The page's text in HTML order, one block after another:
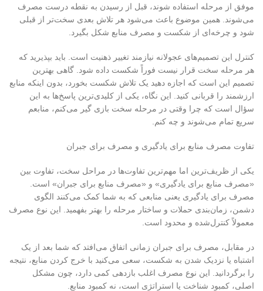
موفق از مرحله استفاده شوند، قبل از رسیدن به نقطه درست مصرف
می‌شوند. همین موضوع باعث می‌شود هر تلاش بعدی سخت‌تر از قبلی
شود و چرخه‌ای از شکست و مصرف منابع شکل بگیرد
کنترل این تصمیم‌های عجولانه نیازمند تغییر ذهنیت است. باید بپذیرید که
هر مرحله سخت قرار نیست فوراً شکست داده شود. گاهی بهترین
تصمیم این است که اجازه دهید یک تلاش شکست بخورد، بدون اینکه منابع
ارزشمند را قربانی کنید. این نگاه، یکی از کلیدی‌ترین پاسخ‌ها به این
سؤال است که چرا وقتی در مرحله سخت بازی گیر می‌کنم، منابعم
سریع تمام می‌شوند و چه کنم
تفاوت مصرف منابع برای یادگیری و مصرف برای جبران
یکی از ظریف‌ترین اما مهم‌ترین تفاوت‌ها در مراحل سخت، تفاوت بین
«مصرف منابع برای یادگیری» و «مصرف منابع برای جبران» است.
مصرف برای یادگیری یعنی منابعی که به شما کمک می‌کنند الگوی
دشمن، زمان‌بندی حملات و ساختار مرحله را بهتر بفهمید. این نوع مصرف
معمولاً کنترل‌شده و محدود است
در مقابل، مصرف برای جبران زمانی اتفاق می‌افتد که شما بعد از یک
اشتباه یا نزدیک شدن به شکست، سعی می‌کنید با خرج کردن منابع، نتیجه
را برگردانید. این نوع مصرف اغلب بازدهی کمی دارد، چون مشکل
اصلی، کمبود شناخت یا استراتژی است، نه کمبود منابع